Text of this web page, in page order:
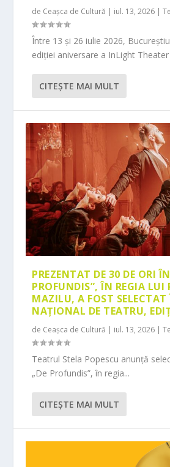
de Ceașca de Cultură | iul. 13, 2026 |
Între 13 și 26 iulie 2026,
ediției aniversare a InLight Theater
CITEŞTE MAI MULT
PREZENTAT DE 30 DE ORI
PROFUNDIS”, ÎN REGIA LUI
MAZILU, A FOST
NAȚIONAL DE TEATRU,
de Ceașca de Cultură | iul. 13, 2026 |
Teatrul Stela Popescu anunță
„De Profundis”, în regia...
CITEŞTE MAI MULT